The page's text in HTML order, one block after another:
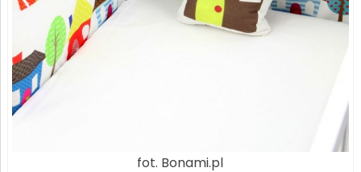
fot. Bonami.pl